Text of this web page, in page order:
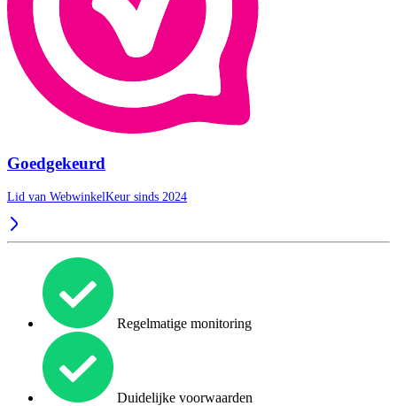
Goedgekeurd
Lid van WebwinkelKeur sinds 2024
Regelmatige monitoring
Duidelijke voorwaarden